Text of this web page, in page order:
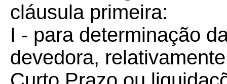
cláusula primeira:
I - para determinação
devedora,